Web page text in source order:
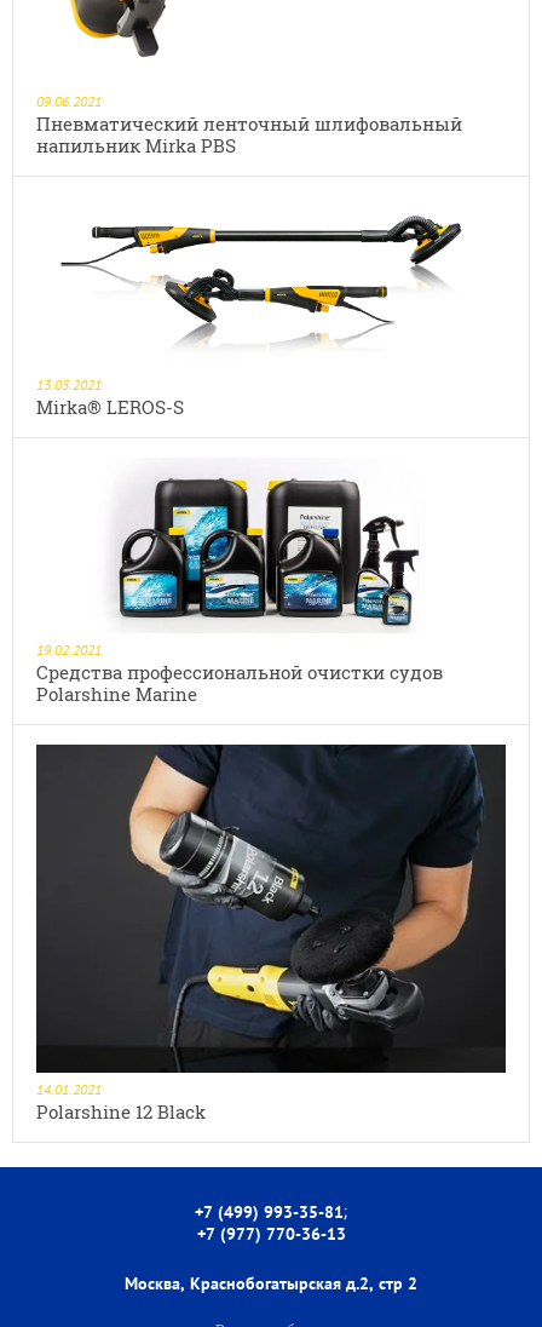
09.06.2021
Пневматический ленточный шлифовальный
напильник Mirka PBS
13.05.2021
Mirka® LEROS-S
19.02.2021
Средства профессиональной очистки судов
Polarshine Marine
14.01.2021
Polarshine 12 Black
+7 (499) 993-35-81;
+7 (977) 770-36-13
Москва, Краснобогатырская д.2, стр 2